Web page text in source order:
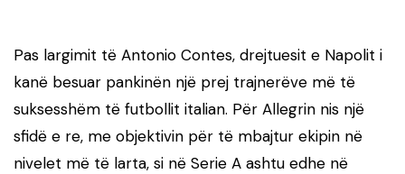
Pas largimit të Antonio Contes, drejtuesit e Napolit i
kanë besuar pankinën një prej trajnerëve më të
suksesshëm të futbollit italian. Për Allegrin nis një
sfidë e re, me objektivin për të mbajtur ekipin në
nivelet më të larta, si në Serie A ashtu edhe në